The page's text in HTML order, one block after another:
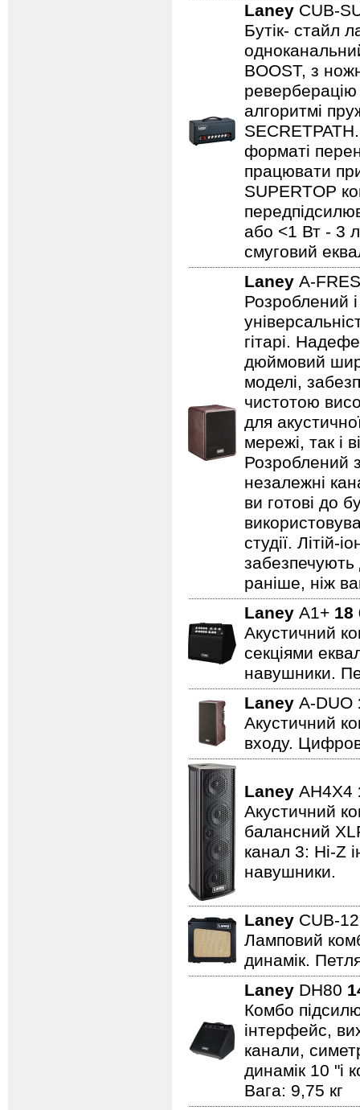
Laney CUB-
Бутік- стайл
BOOST, з
алгоритмі
форматі
працювати
SUPERTOP
або <1 Вт - 3
смуговий
Laney A-
Розроблений
гітарі.
дюймовий
моделі,
чистотою
для
мережі, так і
Розроблений
незалежні
ви готові до
студії. Літій-
забезпечують
раніше, ніж
Laney A1+ 18
Акустичний
секціями
навушники.
Laney A-DUO
Акустичний
входу.
Laney AH4X4
Акустичний
балансний
канал 3: Hi-Z
навушники.
Laney CUB-
Ламповий
динамік.
Laney DH80
Комбо
інтерфейс,
канали,
динамік 10 "і
Вага: 9,75 кг